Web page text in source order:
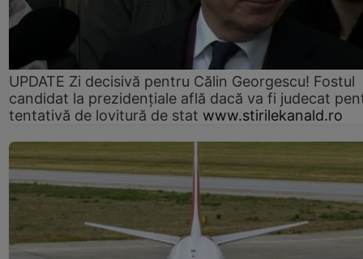
UPDATE Zi decisivă pentru Călin Georgescu! Fostul
candidat la prezidențiale află dacă va fi judecat
tentativă de lovitură de stat www.stirilekanald.ro